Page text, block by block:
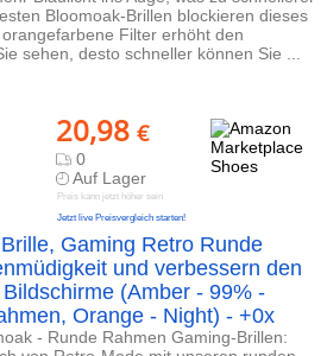
Bloomoak-Brillen blockieren dieses
Filter erhöht den
sehen, desto schneller können Sie ...
20,98 €
0
Auf Lager
Preis kann jetzt höher sein
Jetzt live Preisvergleich starten!
Gaming Retro Runde
und verbessern den
(Amber - 99% -
Orange - Night) - +0x
- Runde Rahmen Gaming-Brillen: